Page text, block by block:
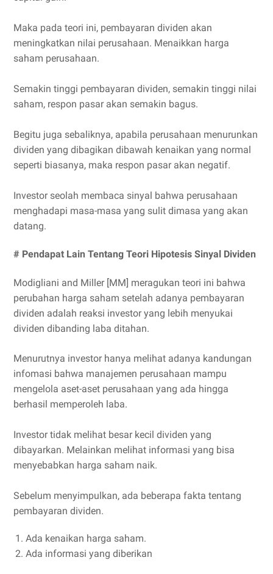
Maka pada teori ini, pembayaran dividen akan
meningkatkan nilai perusahaan. Menaikkan harga
saham perusahaan.
Semakin tinggi pembayaran dividen, semakin tinggi nilai
saham, respon pasar akan semakin bagus.
Begitu juga sebaliknya, apabila perusahaan menurunkan
dividen yang dibagikan dibawah kenaikan yang normal
seperti biasanya, maka respon pasar akan negatif.
Investor seolah membaca sinyal bahwa perusahaan
menghadapi masa-masa yang sulit dimasa yang akan
datang.
# Pendapat Lain Tentang Teori Hipotesis Sinyal Dividen
Modigliani and Miller [MM] meragukan teori ini bahwa
perubahan harga saham setelah adanya pembayaran
dividen adalah reaksi investor yang lebih menyukai
dividen dibanding laba ditahan.
Menurutnya investor hanya melihat adanya kandungan
infomasi bahwa manajemen perusahaan mampu
mengelola aset-aset perusahaan yang ada hingga
berhasil memperoleh laba.
Investor tidak melihat besar kecil dividen yang
dibayarkan. Melainkan melihat informasi yang bisa
menyebabkan harga saham naik.
Sebelum menyimpulkan, ada beberapa fakta tentang
pembayaran dividen.
Ada kenaikan harga saham.
Ada informasi yang diberikan